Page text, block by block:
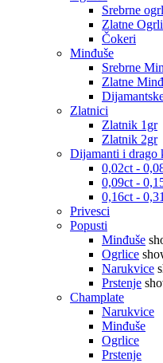
Srebrne
Zlatne
Čokeri
Minđuše
Srebrne
Zlatne
Zlatnici
Zlatnik 1gr
Zlatnik 2gr
Dijamanti i drago
0,02ct -
0,09ct -
0,16ct -
Privesci
Popusti
Minđuše
Ogrlice
Narukvice
Prstenje
Champlate
Narukvice
Minđuše
Ogrlice
Prstenje